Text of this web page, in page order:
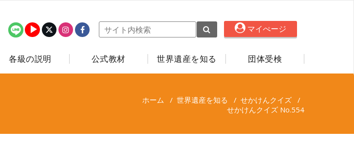
マイぺージ
各級の説明 公式教材 世界遺産を知る 団体受検
ホーム / 世界遺産を知る / せかけんクイズ /
せかけんクイズ No.554